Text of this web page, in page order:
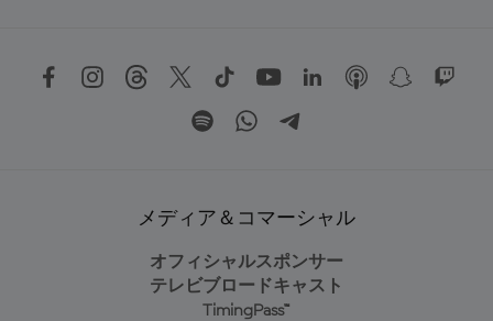
メディア＆コマーシャル
オフィシャルスポンサー
テレビブロードキャスト
TimingPass™